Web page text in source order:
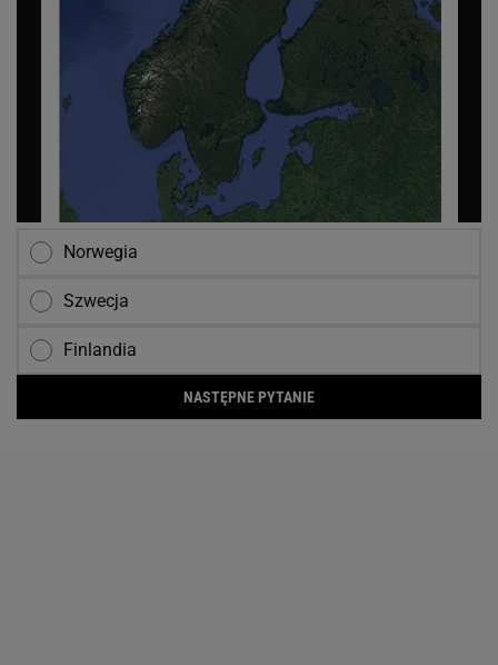
Norwegia
Szwecja
Finlandia
NASTĘPNE PYTANIE